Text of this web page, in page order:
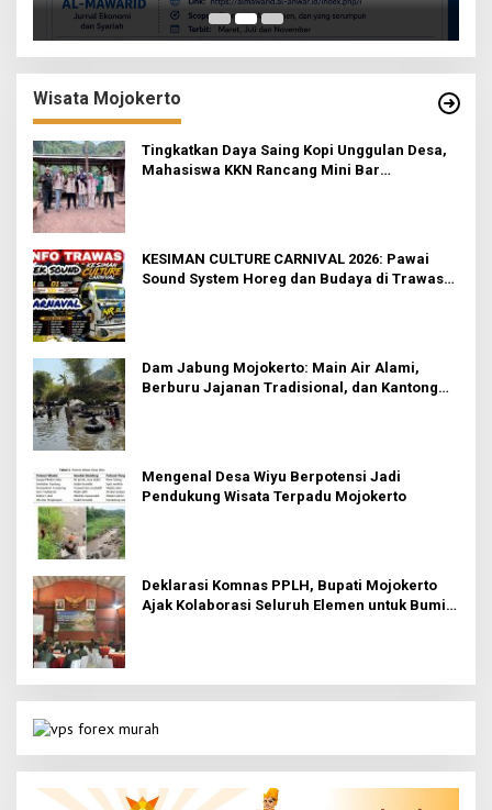
Wisata Mojokerto
Tingkatkan Daya Saing Kopi Unggulan Desa,
Mahasiswa KKN Rancang Mini Bar
KESIMAN CULTURE CARNIVAL 2026: Pawai
Sound System Horeg dan Budaya di Trawas
Dam Jabung Mojokerto: Main Air Alami,
Berburu Jajanan Tradisional, dan Kantong
Mengenal Desa Wiyu Berpotensi Jadi
Pendukung Wisata Terpadu Mojokerto
Deklarasi Komnas PPLH, Bupati Mojokerto
Ajak Kolaborasi Seluruh Elemen untuk Bumi